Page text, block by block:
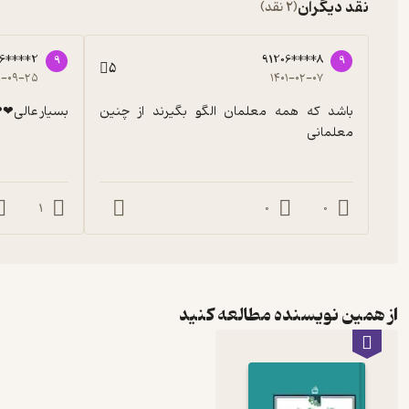
نقد دیگران(2 نقد)
9
91206****8
۱۴۰۱-۰۲-۰۷ 5
معلمانی
0
0
9
۱۳۹۹-
بسیار
1
از همین نویسنده مطالعه کنید